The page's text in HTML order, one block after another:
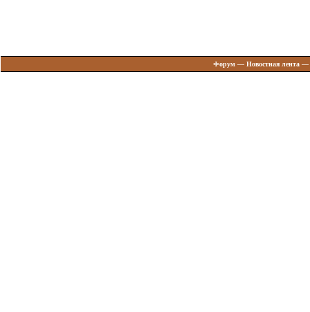
Форум— Новостная лента—